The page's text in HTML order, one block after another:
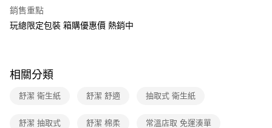
銷售重點
玩總限定包裝 箱購優惠價 熱銷中
相關分類
舒潔 衛生紙 舒潔 舒適 抽取式 衛生紙
舒潔 抽取式 舒潔 棉柔 常溫店取 免運湊單